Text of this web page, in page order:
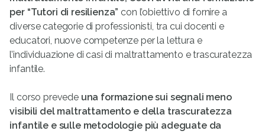
per “Tutori di resilienza” con l’obiettivo di fornire a
diverse categorie di professionisti, tra cui docenti e
educatori, nuove competenze per la lettura e
l’individuazione di casi di maltrattamento e trascuratezza
infantile.
Il corso prevede una formazione sui segnali meno
visibili del maltrattamento e della trascuratezza
infantile e sulle metodologie più adeguate da